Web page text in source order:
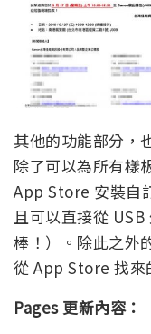
其他的功能部分，
除了可以為所有樣
App Store 安裝自
且可以直接從
棒！）。除此之外
從 App Store 找來
Pages 更新內容：